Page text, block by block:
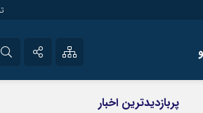
راه اندازی سایت و
سایت های خبری و
پربازدیدترین اخبار